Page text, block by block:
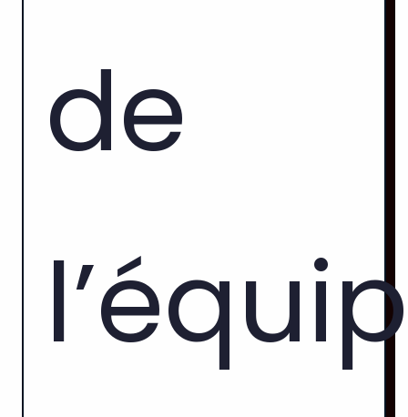
de